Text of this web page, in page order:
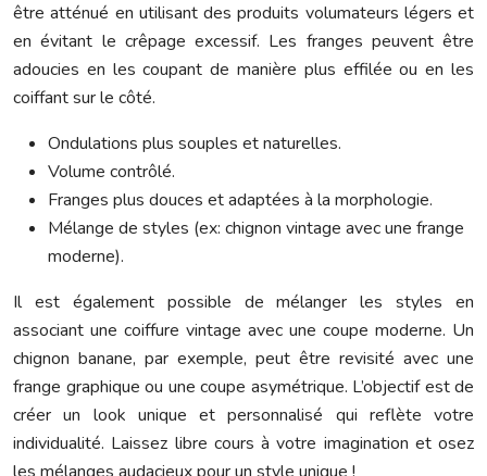
être atténué en utilisant des produits volumateurs légers et
en évitant le crêpage excessif. Les franges peuvent être
adoucies en les coupant de manière plus effilée ou en les
coiffant sur le côté.
Ondulations plus souples et naturelles.
Volume contrôlé.
Franges plus douces et adaptées à la morphologie.
Mélange de styles (ex: chignon vintage avec une frange
moderne).
Il est également possible de mélanger les styles en
associant une coiffure vintage avec une coupe moderne. Un
chignon banane, par exemple, peut être revisité avec une
frange graphique ou une coupe asymétrique. L’objectif est de
créer un look unique et personnalisé qui reflète votre
individualité. Laissez libre cours à votre imagination et osez